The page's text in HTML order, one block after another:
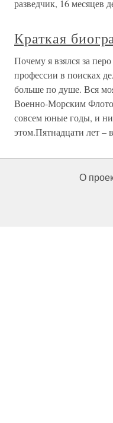
разведчик, 16 месяцев
Краткая
Почему я взялся за
профессии в поисках
больше по душе. Вся
Военно-Морским
совсем юные годы, и
этом.Пятнадцати лет –
О